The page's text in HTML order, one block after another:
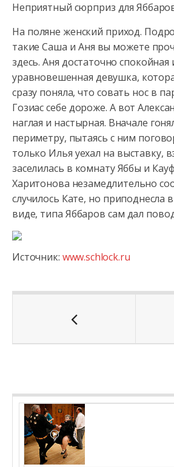
Неприятный сюрприз для
На поляне женский приход.
такие Саша и Аня вы можете
здесь. Аня достаточно спокойная
уравновешенная девушка,
сразу поняла, что совать нос в
Гозиас себе дороже. А вот
наглая и настырная. Вначале
периметру, пытаясь с ним
только Илья уехал на выставку,
заселилась в комнату Яббы и
Харитонова незамедлительно
случилось Кате, но приподнесла
виде, типа Яббаров сам дал
Источник: www.schlock.ru